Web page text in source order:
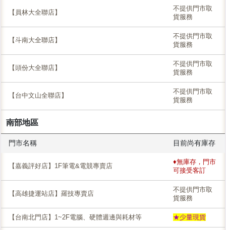
【員林大全聯店】
不提供門市取
貨服務
【斗南大全聯店】
不提供門市取
貨服務
【頭份大全聯店】
不提供門市取
貨服務
【台中文山全聯店】
不提供門市取
貨服務
南部地區
門市名稱 目前尚有庫存
【嘉義評好店】1F筆電&電競專賣店
♦無庫存，門市
可接受客訂
【高雄捷運站店】羅技專賣店
不提供門市取
貨服務
【台南北門店】1~2F電腦、硬體週邊與耗材等 ★少量現貨